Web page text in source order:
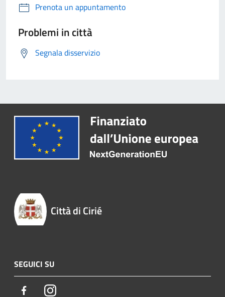
Prenota un appuntamento
Problemi in città
Segnala disservizio
Città di Cirié
SEGUICI SU
FacebookInstagram